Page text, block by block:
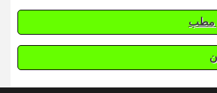
مطب